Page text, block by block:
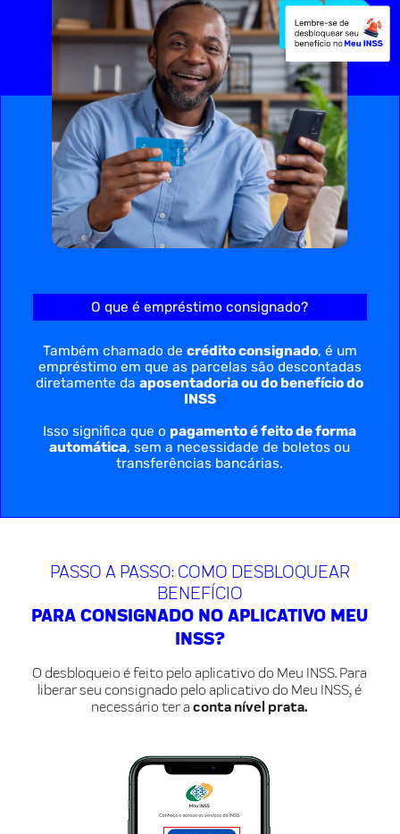
O que é empréstimo consignado?
Também chamado de crédito consignado, é um
empréstimo em que as parcelas são descontadas
diretamente daaposentadoria ou do benefício do
INSS
Isso significa que o pagamento é feito de forma
automática, sem a necessidade de boletos ou
transferências bancárias.
PASSO A PASSO: COMO DESBLOQUEAR
BENEFÍCIO
PARA CONSIGNADO NO APLICATIVO MEU
INSS?
O desbloqueio é feito pelo aplicativo do Meu INSS. Para
liberar seu consignado pelo aplicativo do Meu INSS, é
necessário ter aconta nível prata.